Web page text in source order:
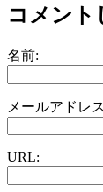
コメント
名前:
メールアドレ
URL: